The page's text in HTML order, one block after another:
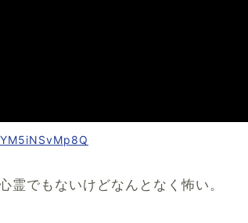
霊でもないけどなんとなく怖い。